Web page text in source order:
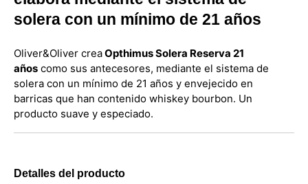
solera con un mínimo de 21 años
Oliver&Oliver creaOpthimus Solera Reserva 21
años como sus antecesores, mediante el sistema de
solera con un mínimo de 21 años y envejecido en
barricas que han contenido whiskey bourbon. Un
producto suave y especiado.
Detalles del producto